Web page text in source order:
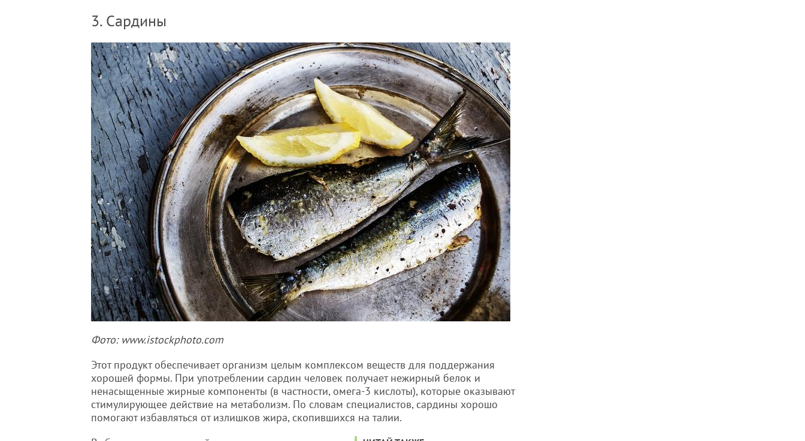
3. Сардины
Фото: www.istockphoto.com
Этот продукт обеспечивает организм целым комплексом веществ для поддержания
хорошей формы. При употреблении сардин человек получает нежирный белок и
ненасыщенные жирные компоненты (в частности, омега-3 кислоты), которые оказывают
стимулирующее действие на метаболизм. По словам специалистов, сардины хорошо
помогают избавляться от излишков жира, скопившихся на талии.